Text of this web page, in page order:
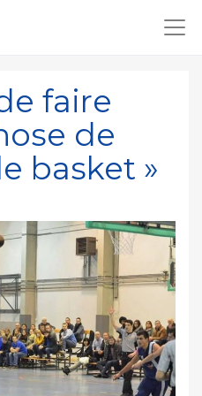
faire
de
basket »